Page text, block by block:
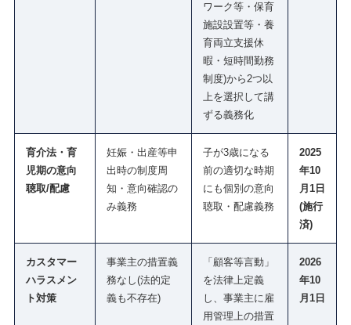
ワーク等・保育
施設設置等・養
育両立支援休
暇・短時間勤務
制度)から2つ以
上を選択して講
ずる義務化
育介法・育
児期の意向
聴取/配慮
妊娠・出産等申
出時の制度周
知・意向確認の
み義務
子が3歳になる
前の適切な時期
にも個別の意向
聴取・配慮義務
2025
年10
月1日
(施行
済)
カスタマー
ハラスメン
ト対策
事業主の措置義
務なし(法的定
義も不存在)
「顧客等言動」
を法律上定義
し、事業主に雇
用管理上の措置
2026
年10
月1日